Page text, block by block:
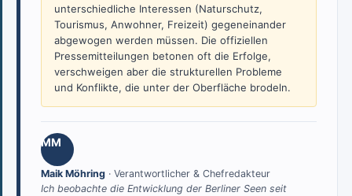
unterschiedliche Interessen (Naturschutz,
Tourismus, Anwohner, Freizeit) gegeneinander
abgewogen werden müssen. Die offiziellen
Pressemitteilungen betonen oft die Erfolge,
verschweigen aber die strukturellen Probleme
und Konflikte, die unter der Oberfläche brodeln.
MM
Maik Möhring · Verantwortlicher & Chefredakteur
Ich beobachte die Entwicklung der Berliner Seen seit